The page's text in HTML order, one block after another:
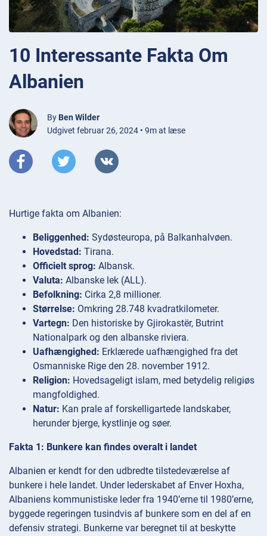
10 Interessante Fakta Om
Albanien
By Ben Wilder
Udgivet februar 26, 2024 • 9m at læse
Hurtige fakta om Albanien:
Beliggenhed: Sydøsteuropa, på Balkanhalvøen.
Hovedstad: Tirana.
Officielt sprog: Albansk.
Valuta: Albanske lek (ALL).
Befolkning: Cirka 2,8 millioner.
Størrelse: Omkring 28.748 kvadratkilometer.
Vartegn: Den historiske by Gjirokastër, Butrint
Nationalpark og den albanske riviera.
Uafhængighed: Erklærede uafhængighed fra det
Osmanniske Rige den 28. november 1912.
Religion: Hovedsageligt islam, med betydelig religiøs
mangfoldighed.
Natur: Kan prale af forskelligartede landskaber,
herunder bjerge, kystlinje og søer.
Fakta 1: Bunkere kan findes overalt i landet
Albanien er kendt for den udbredte tilstedeværelse af
bunkere i hele landet. Under lederskabet af Enver Hoxha,
Albaniens kommunistiske leder fra 1940’erne til 1980’erne,
byggede regeringen tusindvis af bunkere som en del af en
defensiv strategi. Bunkerne var beregnet til at beskytte